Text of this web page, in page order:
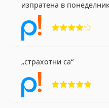
изпратена в
страхотни са